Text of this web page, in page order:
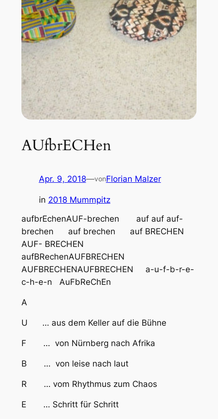
AUfbrECHen
Apr. 9, 2018—vonFlorian Malzer
in 2018 Mummpitz
aufbrEchenAUF-brechen auf auf auf-
brechen auf brechen auf BRECHEN
AUF- BRECHEN
aufBRechenAUFBRECHEN
AUFBRECHENAUFBRECHEN a-u-f-b-r-e-
c-h-e-n AuFbReChEn
A
U … aus dem Keller auf die Bühne
F … von Nürnberg nach Afrika
B … von leise nach laut
R … vom Rhythmus zum Chaos
E … Schritt für Schritt